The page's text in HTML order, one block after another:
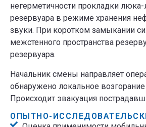
негерметичности прокладки
резервуара в режиме хранения
звуки. При коротком замыкании
межстенного пространства
резервуара.
Начальник смены направляет
обнаружено локальное
Происходит эвакуация
ОПЫТНО-